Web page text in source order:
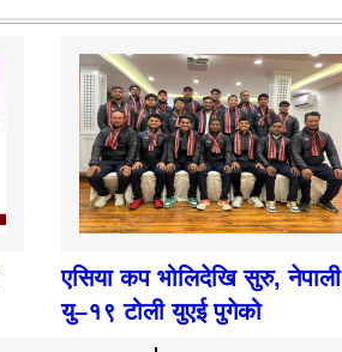
एसिया कप भोलिदेखि सुरु, नेपाली
यु–१९ टोली युएई पुगेको